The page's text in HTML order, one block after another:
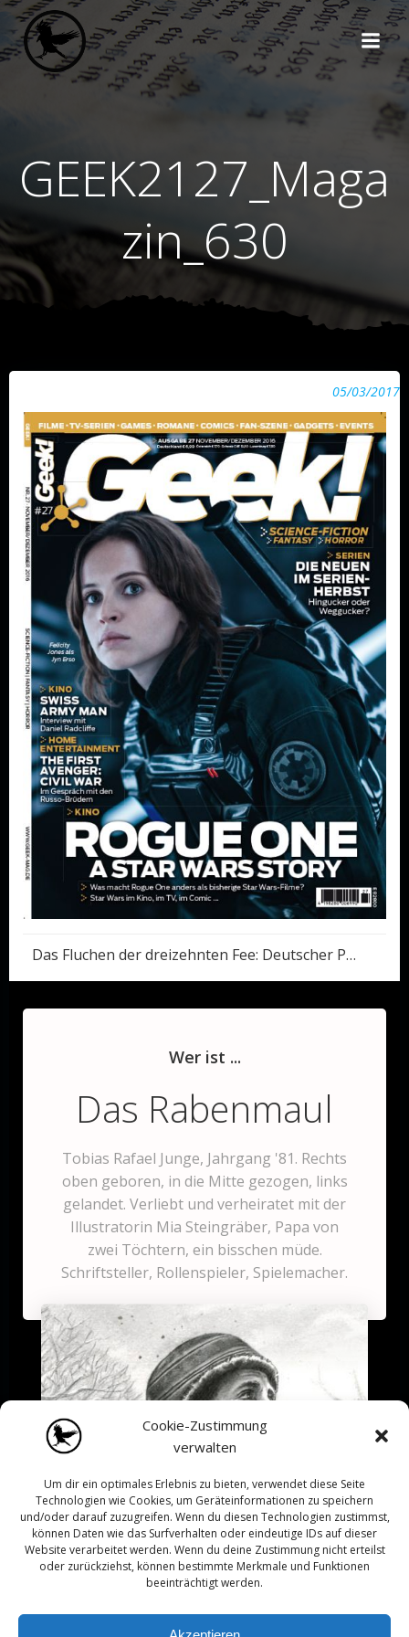
Cookie-Zustimmung
verwalten
Um dir ein optimales Erlebnis zu bieten, verwendet diese Seite
Technologien wie Cookies, um Geräteinformationen zu speichern
und/oder darauf zuzugreifen. Wenn du diesen Technologien zustimmst,
können Daten wie das Surfverhalten oder eindeutige IDs auf dieser
Website verarbeitet werden. Wenn du deine Zustimmung nicht erteilst
oder zurückziehst, können bestimmte Merkmale und Funktionen
beeinträchtigt werden.
Zum
Inhalt
springen
GEEK2127_Maga
zin_630
05/03/2017
Post
navigation
Das Fluchen der dreizehnten Fee: Deutscher Phantastik Preis 2017
Wer ist ...
Das Rabenmaul
Tobias Rafael Junge, Jahrgang '81. Rechts
oben geboren, in die Mitte gezogen, links
gelandet. Verliebt und verheiratet mit der
Illustratorin Mia Steingräber, Papa von
zwei Töchtern, ein bisschen müde.
Schriftsteller, Rollenspieler, Spielemacher.